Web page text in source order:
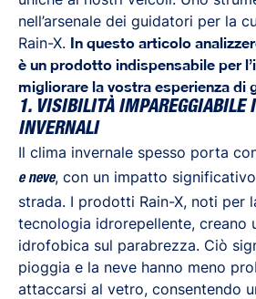
nell’arsenale dei guidatori per la
Rain-X. In questo articolo
è un prodotto indispensabile per
migliorare la vostra esperienza di
1. VISIBILITÀ IMPAREGGIABILE
INVERNALI
Il clima invernale spesso porta
e neve, con un impatto
strada. I prodotti Rain-X, noti per
tecnologia idrorepellente, creano
idrofobica sul parabrezza. Ciò
pioggia e la neve hanno meno
attaccarsi al vetro, consentendo